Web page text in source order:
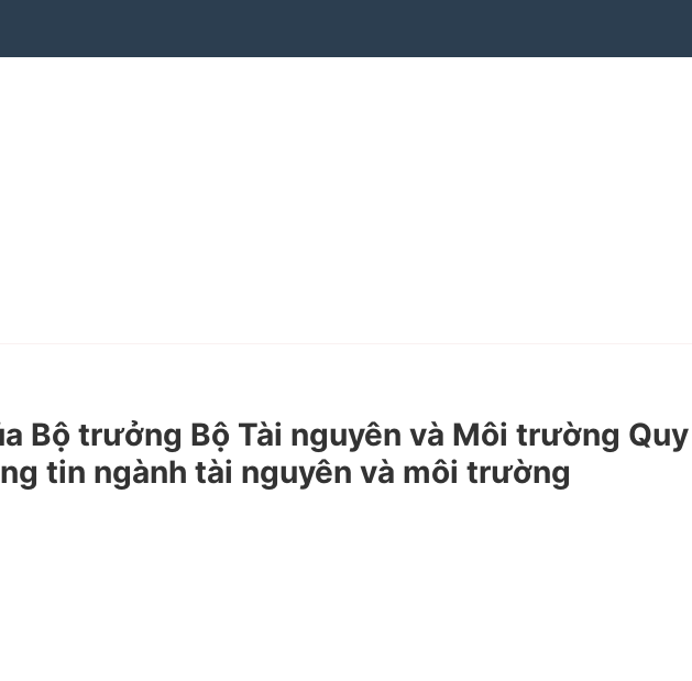
Bộ trưởng Bộ Tài nguyên và Môi trường Quy
tin ngành tài nguyên và môi trường